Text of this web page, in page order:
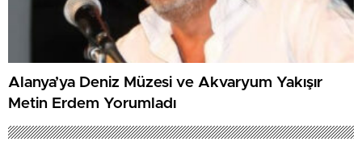
Alanya’ya Deniz Müzesi ve Akvaryum Yakışır
Metin Erdem Yorumladı